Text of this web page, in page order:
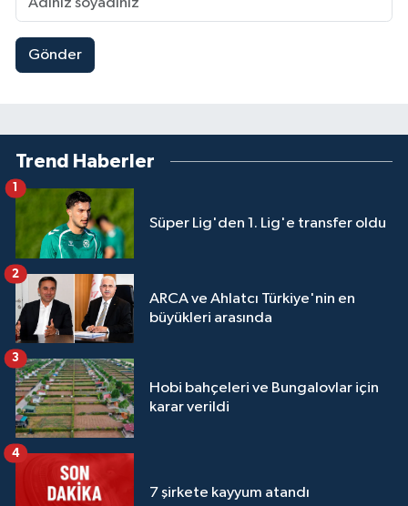
Gönder
Trend Haberler
Süper Lig'den 1. Lig'e transfer oldu
ARCA ve Ahlatcı Türkiye'nin en
büyükleri arasında
2
Hobi bahçeleri ve Bungalovlar için
karar verildi
3
7 şirkete kayyum atandı
4